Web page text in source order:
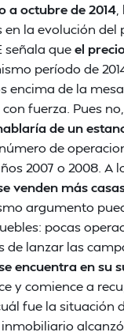
a octubre de 2014
la evolución del
señala queel
período de
encima de la
fuerza. Pues
de un
de
2007 o 2008. A
venden más
argumento
pocas
de lanzar las
encuentra en su
y comience a
fue la situación